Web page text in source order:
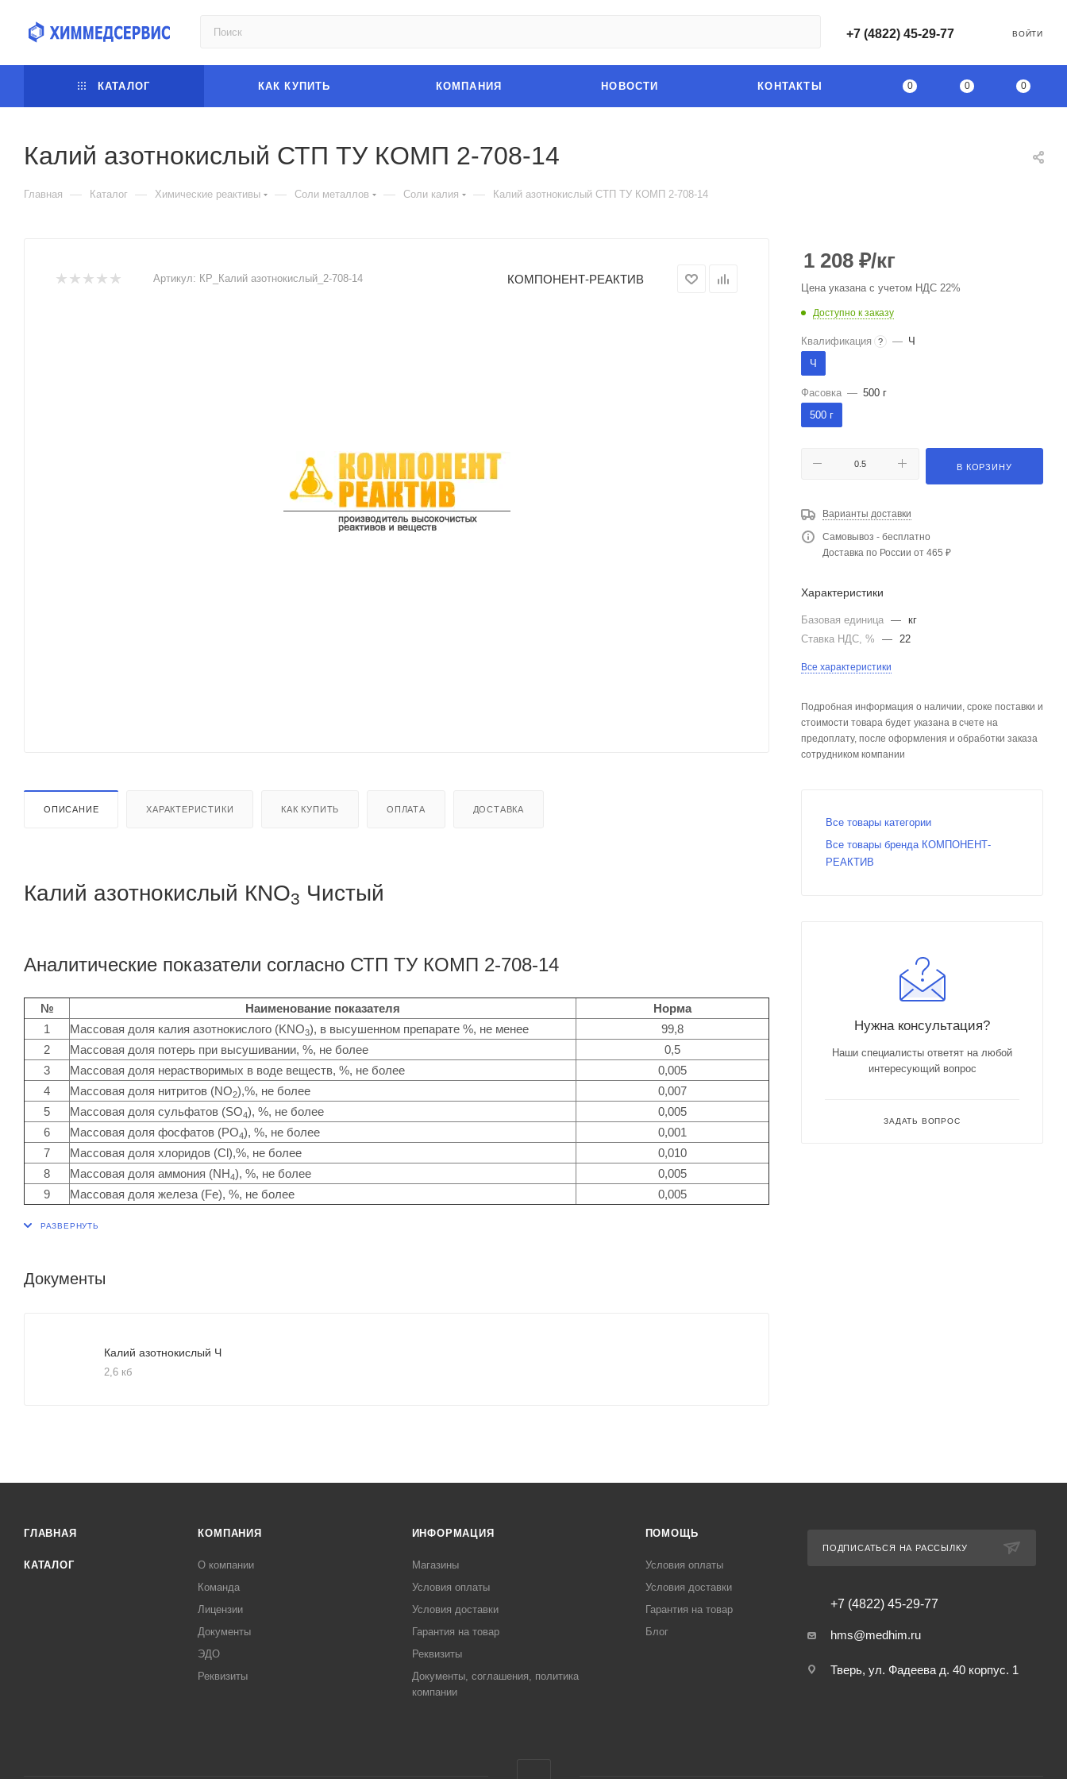
+7 (4822) 45-29-77 ВОЙТИ
0 0 0
КАТАЛОГ КАК КУПИТЬ КОМПАНИЯ НОВОСТИ КОНТАКТЫ
Калий азотнокислый СТП ТУ КОМП 2-708-14
Главная — Каталог — Химические реактивы — Соли металлов — Соли калия — Калий азотнокислый СТП ТУ КОМП 2-708-14
Артикул: КР_Калий азотнокислый_2-708-14 КОМПОНЕНТ-РЕАКТИВ
ОПИСАНИЕ ХАРАКТЕРИСТИКИ КАК КУПИТЬ ОПЛАТА ДОСТАВКА
Калий азотнокислый КNO3 Чистый
Аналитические показатели согласно СТП ТУ КОМП 2-708-14
№ Наименование показателя
Норма
1
Массовая доля калия азотнокислого (KNO3), в высушенном препарате %, не менее
99,8
2
Массовая доля потерь при высушивании, %, не более
0,5
3
Массовая доля нерастворимых в воде веществ, %, не более
0,005
4
Массовая доля нитритов (NO2),%, не более
0,007
5
Массовая доля сульфатов (SO4), %, не более
0,005
6
Массовая доля фосфатов (PO4), %, не более
0,001
7
Массовая доля хлоридов (Сl),%, не более
0,010
8
Массовая доля аммония (NH4), %, не более
0,005
9
Массовая доля железа (Fe), %, не более 0,005
Документы
Калий азотнокислый Ч
2,6 кб
1 208 ₽/кг
Цена указана с учетом НДС 22%
Доступно к заказу
Квалификация ? — Ч
Ч
Фасовка — 500 г
500 г
В КОРЗИНУ
Варианты доставки
Самовывоз - бесплатно
Доставка по России от 465 ₽
Характеристики
Базовая единица — кг
Ставка НДС, %
— 22
Все характеристики
Подробная информация о наличии, сроке поставки и
стоимости товара будет указана в счете на
предоплату, после оформления и обработки заказа
сотрудником компании
Все товары категории
Все товары бренда КОМПОНЕНТ-
РЕАКТИВ
Нужна консультация?
Наши специалисты ответят на любой
интересующий вопрос
ЗАДАТЬ ВОПРОС
ГЛАВНАЯ
КАТАЛОГ
КОМПАНИЯ
О компании
Команда
Лицензии
Документы
ЭДО
Реквизиты
ИНФОРМАЦИЯ
Магазины
Условия оплаты
Условия доставки
Гарантия на товар
Реквизиты
Документы, соглашения, политика
компании
ПОМОЩЬ
Условия оплаты
Условия доставки
Гарантия на товар
Блог
ПОДПИСАТЬСЯ НА РАССЫЛКУ
+7 (4822) 45-29-77
hms@medhim.ru
Тверь, ул. Фадеева д. 40 корпус. 1